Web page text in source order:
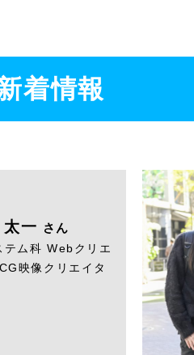
着情報
一 さん
テム科 Webクリエ
映像クリエイタ